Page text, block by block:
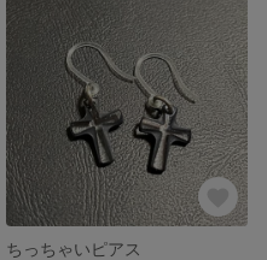
ちっちゃいピアス